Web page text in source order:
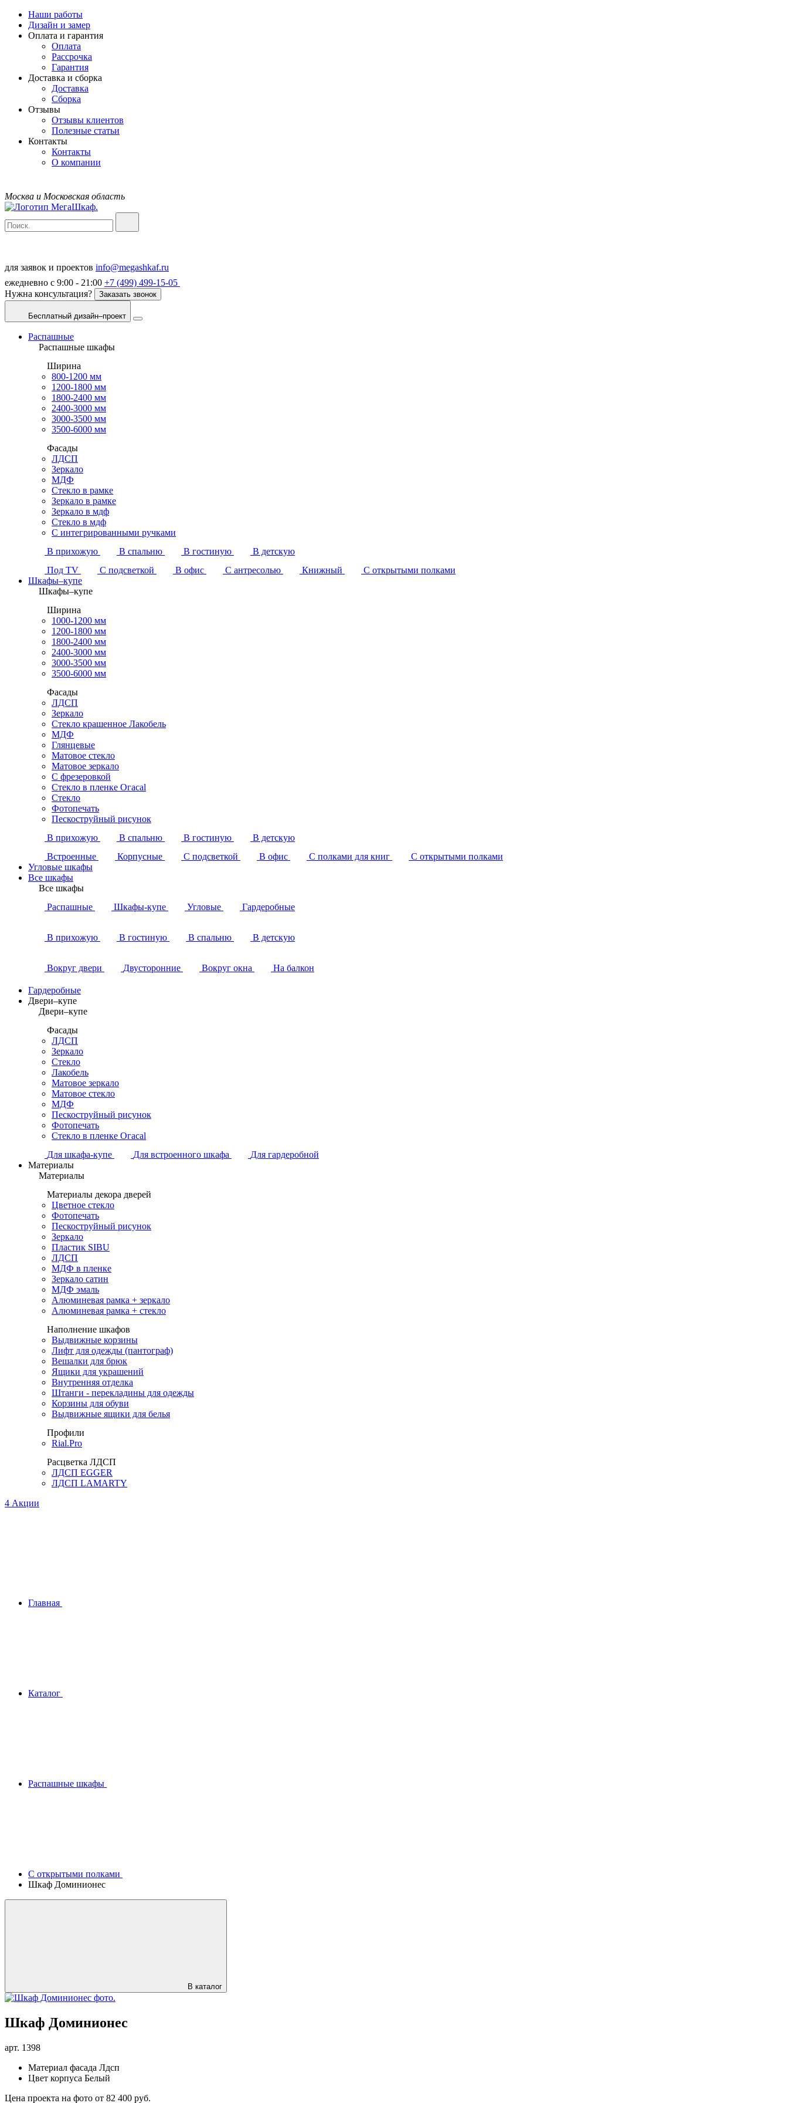
Наши работы
Дизайн и замер
Оплата и гарантия
Оплата
Рассрочка
Гарантия
Доставка и сборка
Доставка
Сборка
Отзывы
Отзывы клиентов
Полезные статьи
Контакты
Контакты
О компании
Москва и Московская область
для заявок и проектов info@megashkaf.ru
ежедневно с 9:00 - 21:00 +7 (499) 499-15-05
Нужна консультация?
Заказать звонок
Бесплатный дизайн–проект
Распашные
Распашные шкафы
Ширина
800-1200 мм
1200-1800 мм
1800-2400 мм
2400-3000 мм
3000-3500 мм
3500-6000 мм
Фасады
ЛДСП
Зеркало
МДФ
Стекло в рамке
Зеркало в рамке
Зеркало в мдф
Стекло в мдф
С интегрированными ручками
В прихожую
В спальню В гостиную
В детскую
Под TV
С подсветкой В офис С антресолью Книжный
С открытыми полками
Шкафы–купе
Шкафы–купе
Ширина
1000-1200 мм
1200-1800 мм
1800-2400 мм
2400-3000 мм
3000-3500 мм
3500-6000 мм
Фасады
ЛДСП
Зеркало
Стекло крашенное Лакобель
МДФ
Глянцевые
Матовое стекло
Матовое зеркало
С фрезеровкой
Стекло в пленке Огасаl
Стекло
Фотопечать
Пескоструйный рисунок
В прихожую
В спальню В гостиную
В детскую
Встроенные
Корпусные С подсветкой В офис С полками для книг
С открытыми полками
Угловые шкафы
Все шкафы
Все шкафы
Распашные
Шкафы-купе Угловые Гардеробные
В прихожую В гостиную В спальню В детскую
Вокруг двери Двусторонние Вокруг окна На балкон
Гардеробные
Двери–купе
Двери–купе
Фасады
ЛДСП
Зеркало
Стекло
Лакобель
Матовое зеркало
Матовое стекло
МДФ
Пескоструйный рисунок
Фотопечать
Стекло в пленке Огасаl
Для шкафа-купе
Для встроенного шкафа
Для гардеробной
Материалы
Материалы
Материалы декора дверей
Цветное стекло
Фотопечать
Пескоструйный рисунок
Зеркало
Пластик SIBU
ЛДСП
МДФ в пленке
Зеркало сатин
МДФ эмаль
Алюминевая рамка + зеркало
Алюминевая рамка + стекло
Наполнение шкафов
Выдвижные корзины
Лифт для одежды (пантограф)
Вешалки для брюк
Ящики для украшений
Внутренняя отделка
Штанги - перекладины для одежды
Корзины для обуви
Выдвижные ящики для белья
Профили
Rial.Pro
Расцветка ЛДСП
ЛДСП EGGER
ЛДСП LAMARTY
4 Акции
Главная
Каталог
Распашные шкафы
С открытыми полками
Шкаф Доминионес
В каталог
Шкаф Доминионес
арт. 1398
Материал фасада Лдсп
Цвет корпуса Белый
Цена проекта на фото от 82 400 руб.